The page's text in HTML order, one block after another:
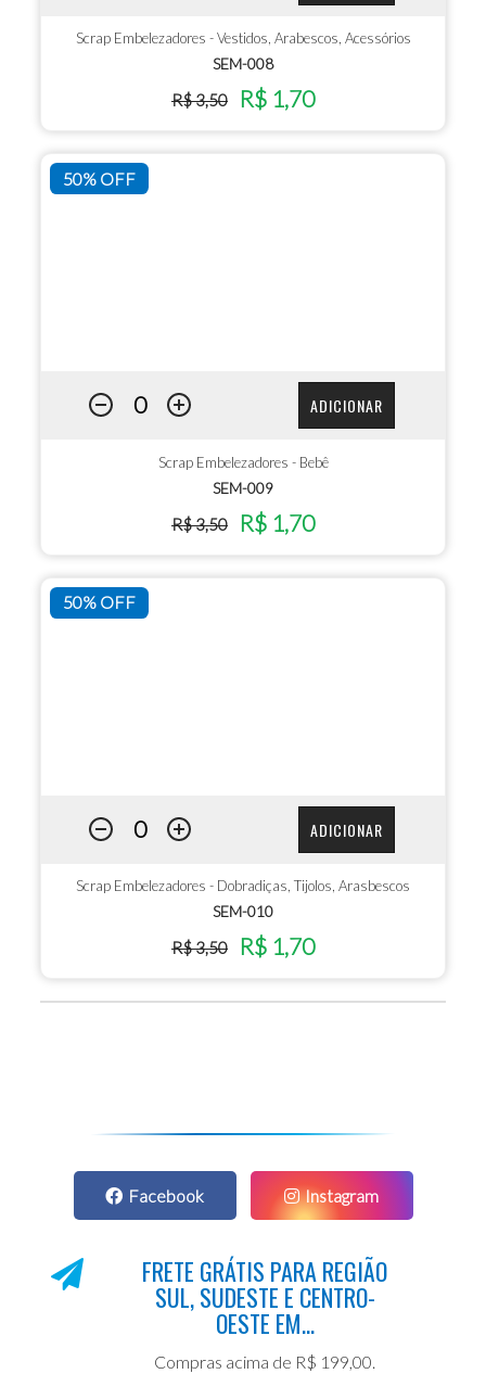
Scrap Embelezadores - Vestidos, Arabescos, Acessórios
SEM-008
R$ 3,50 R$ 1,70
50% OFF
ADICIONAR
Scrap Embelezadores - Bebê
SEM-009
R$ 3,50 R$ 1,70
50% OFF
ADICIONAR
Scrap Embelezadores - Dobradiças, Tijolos, Arasbescos
SEM-010
R$ 3,50 R$ 1,70
Facebook Instagram
FRETE GRÁTIS PARA REGIÃO
SUL, SUDESTE E CENTRO-
OESTE EM...
Compras acima de R$ 199,00.